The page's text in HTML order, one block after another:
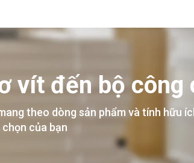
vít đến bộ công
theo dòng sản phẩm và tính hữu
của bạn